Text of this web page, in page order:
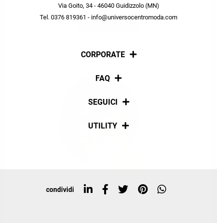
Via Goito, 34 - 46040 Guidizzolo (MN)
Tel. 0376 819361 - info@universocentromoda.com
CORPORATE
Chi siamo
FAQ
Pagamenti
SEGUICI
Social
UTILITY
Top ricerche
condividi
scopri in anteprima le offerte in esclusiva a te riservate.
ISCRIVITI